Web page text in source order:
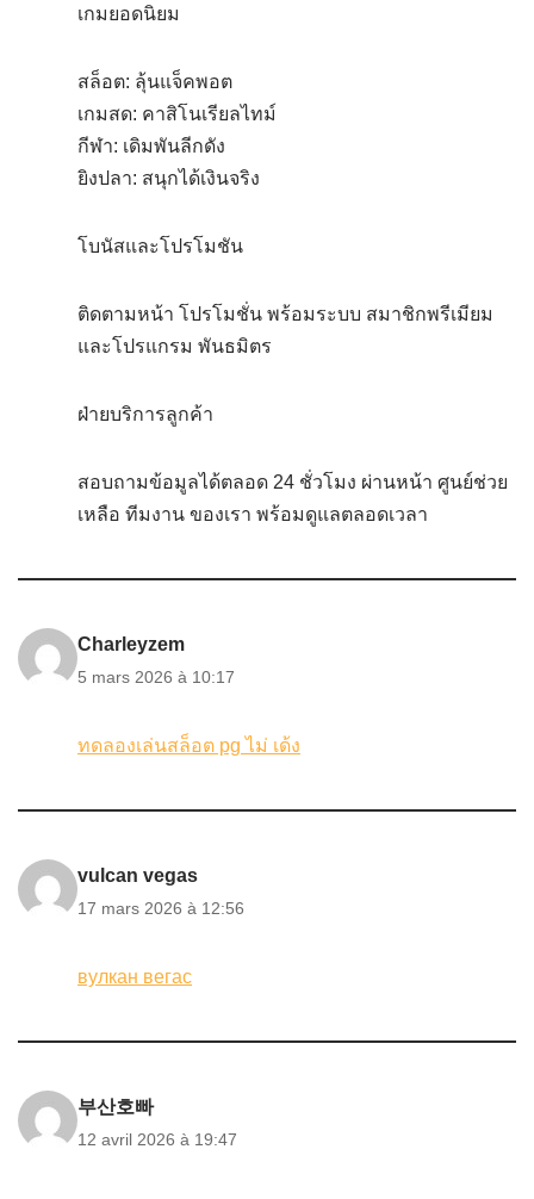
เกมยอดนิยม
สล็อต: ลุ้นแจ็คพอต
เกมสด: คาสิโนเรียลไทม์
กีฬา: เดิมพันลีกดัง
ยิงปลา: สนุกได้เงินจริง
โบนัสและโปรโมชัน
ติดตามหน้า โปรโมชั่น พร้อมระบบ สมาชิกพรีเมียม
และโปรแกรม พันธมิตร
ฝ่ายบริการลูกค้า
สอบถามข้อมูลได้ตลอด 24 ชั่วโมง ผ่านหน้า ศูนย์ช่วย
เหลือ ทีมงาน ของเรา พร้อมดูแลตลอดเวลา
Charleyzem
5 mars 2026 à 10:17
ทดลองเล่นสล็อต pg ไม่ เด้ง
vulcan vegas
17 mars 2026 à 12:56
вулкан вегас
부산호빠
12 avril 2026 à 19:47